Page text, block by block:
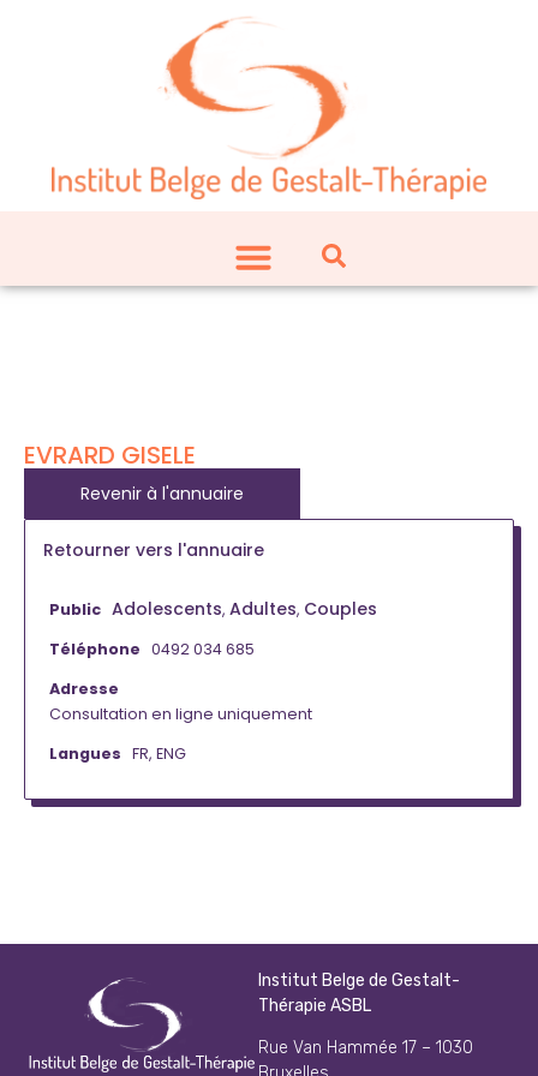
EVRARD GISELE
Revenir à l'annuaire
Retourner vers l'annuaire
Public Adolescents, Adultes, Couples
Téléphone 0492 034 685
Adresse
Consultation en ligne uniquement
Langues FR, ENG
Institut Belge de Gestalt-
Thérapie ASBL
Rue Van Hammée 17 – 1030